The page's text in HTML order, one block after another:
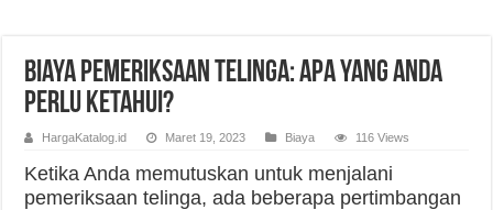
Biaya Pemeriksaan Telinga: Apa yang Anda
Perlu Ketahui?
HargaKatalog.id Maret 19, 2023 Biaya 116 Views
Ketika Anda memutuskan untuk menjalani
pemeriksaan telinga, ada beberapa pertimbangan